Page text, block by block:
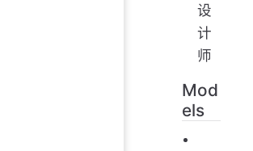
设
计
师
Mod
els